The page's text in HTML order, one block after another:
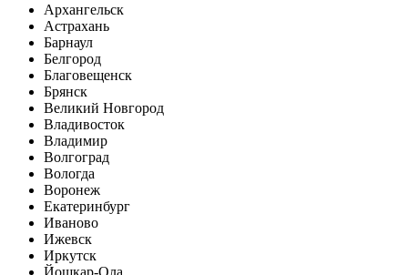
Архангельск
Астрахань
Барнаул
Белгород
Благовещенск
Брянск
Великий Новгород
Владивосток
Владимир
Волгоград
Вологда
Воронеж
Екатеринбург
Иваново
Ижевск
Иркутск
Йошкар-Ола